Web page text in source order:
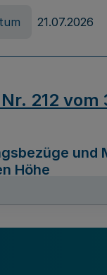
21.07.2026
212 vom
und
Höhe